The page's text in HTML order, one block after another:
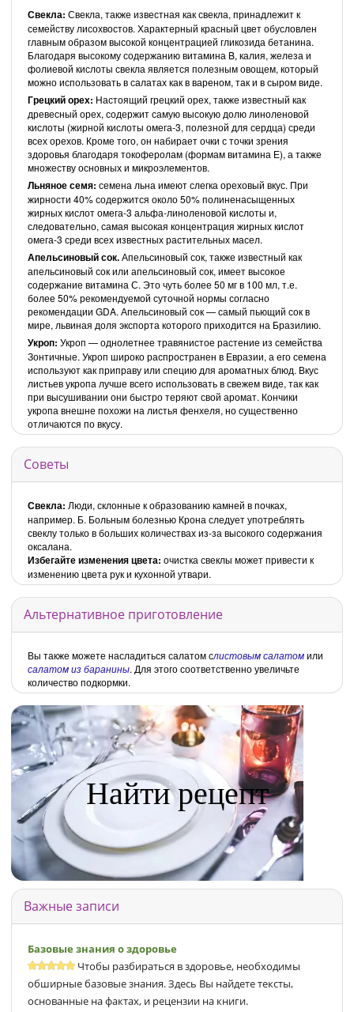
Свекла: Свекла, также известная как свекла, принадлежит к
семейству лисохвостов. Характерный красный цвет обусловлен
главным образом высокой концентрацией гликозида бетанина.
Благодаря высокому содержанию витамина B, калия, железа и
фолиевой кислоты свекла является полезным овощем, который
можно использовать в салатах как в вареном, так и в сыром виде.
Грецкий орех: Настоящий грецкий орех, также известный как
древесный орех, содержит самую высокую долю линоленовой
кислоты (жирной кислоты омега-3, полезной для сердца) среди
всех орехов. Кроме того, он набирает очки с точки зрения
здоровья благодаря токоферолам (формам витамина Е), а также
множеству основных и микроэлементов.
Льняное семя: семена льна имеют слегка ореховый вкус. При
жирности 40% содержится около 50% полиненасыщенных
жирных кислот омега-3 альфа-линоленовой кислоты и,
следовательно, самая высокая концентрация жирных кислот
омега-3 среди всех известных растительных масел.
Апельсиновый сок.Апельсиновый сок, также известный как
апельсиновый сок или апельсиновый сок, имеет высокое
содержание витамина С. Это чуть более 50 мг в 100 мл, т.е.
более 50% рекомендуемой суточной нормы согласно
рекомендации GDA. Апельсиновый сок — самый пьющий сок в
мире, львиная доля экспорта которого приходится на Бразилию.
Укроп: Укроп — однолетнее травянистое растение из семейства
Зонтичные. Укроп широко распространен в Евразии, а его семена
используют как приправу или специю для ароматных блюд. Вкус
листьев укропа лучше всего использовать в свежем виде, так как
при высушивании они быстро теряют свой аромат. Кончики
укропа внешне похожи на листья фенхеля, но существенно
отличаются по вкусу.
Советы
Свекла: Люди, склонные к образованию камней в почках,
например. Б. Больным болезнью Крона следует употреблять
свеклу только в больших количествах из-за высокого содержания
оксалана.
Избегайте изменения цвета: очистка свеклы может привести к
изменению цвета рук и кухонной утвари.
Альтернативное приготовление
Вы также можете насладиться салатом слистовым салатомили
салатом из баранины. Для этого соответственно увеличьте
количество подкормки.
Найти рецепт
Важные записи
Базовые знания о здоровье
Чтобы разбираться в здоровье, необходимы
обширные базовые знания. Здесь Вы найдете тексты,
основанные на фактах, и рецензии на книги.